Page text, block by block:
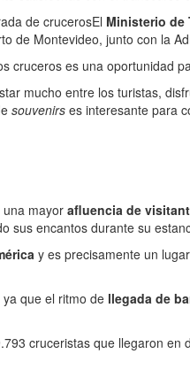
de crucerosEl Ministerio de
de Montevideo, junto con la
cruceros es una oportunidad
mucho entre los turistas,
souvenirs es interesante para
mayor afluencia de
sus encantos durante su
y es precisamente un
que el ritmo de llegada de
cruceristas que llegaron